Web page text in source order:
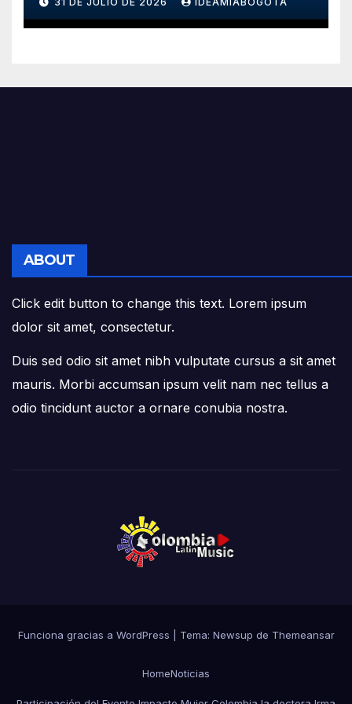
La Orden Civil al Mérito José
Acevedo y Gómez en el
ABOUT
Click edit button to change this text. Lorem ipsum
dolor sit amet, consectetur.
Duis sed odio sit amet nibh vulputate cursus a sit amet
mauris. Morbi accumsan ipsum velit nam nec tellus a
odio tincidunt auctor a ornare conubia nostra.
Funciona gracias a WordPress Tema: Newsup de Themeansar
HomeNoticias